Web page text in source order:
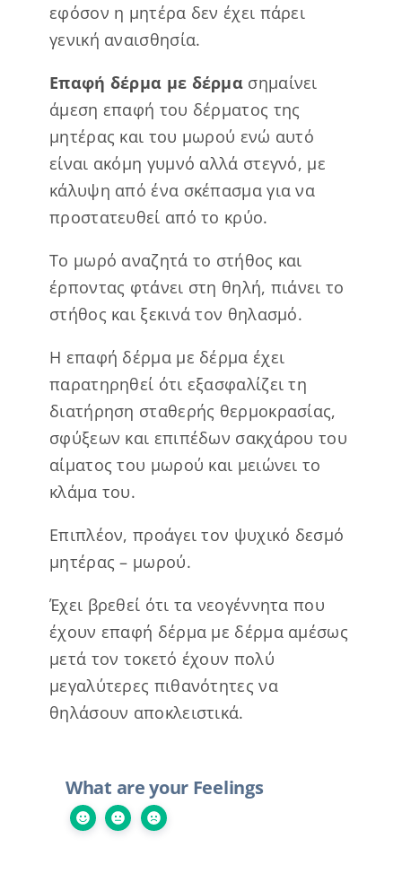
εφόσον η μητέρα δεν έχει πάρει
γενική αναισθησία.
Επαφή δέρμα με δέρμα σημαίνει
άμεση επαφή του δέρματος της
μητέρας και του μωρού ενώ αυτό
είναι ακόμη γυμνό αλλά στεγνό, με
κάλυψη από ένα σκέπασμα για να
προστατευθεί από το κρύο.
To μωρό αναζητά το στήθος και
έρποντας φτάνει στη θηλή, πιάνει το
στήθος και ξεκινά τον θηλασμό.
Η επαφή δέρμα με δέρμα έχει
παρατηρηθεί ότι εξασφαλίζει τη
διατήρηση σταθερής θερμοκρασίας,
σφύξεων και επιπέδων σακχάρου του
αίματος του μωρού και μειώνει το
κλάμα του.
Επιπλέον, προάγει τον ψυχικό δεσμό
μητέρας – μωρού.
Έχει βρεθεί ότι τα νεογέννητα που
έχουν επαφή δέρμα με δέρμα αμέσως
μετά τον τοκετό έχουν πολύ
μεγαλύτερες πιθανότητες να
θηλάσουν αποκλειστικά.
What are your Feelings